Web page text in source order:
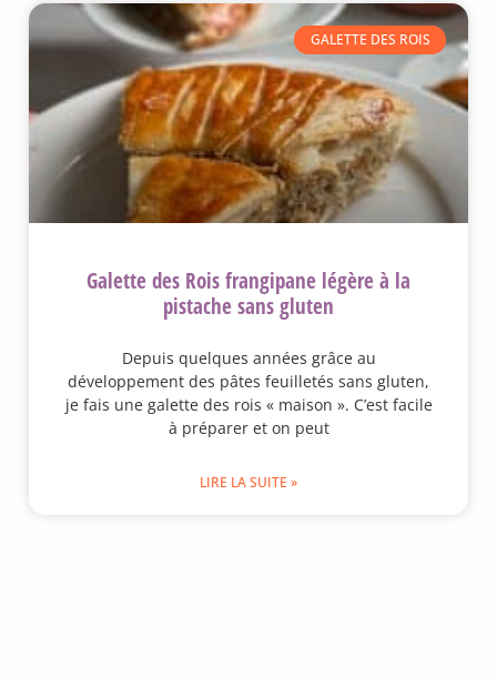
GALETTE DES ROIS
Galette des Rois frangipane légère à la
pistache sans gluten
Depuis quelques années grâce au
développement des pâtes feuilletés sans gluten,
je fais une galette des rois « maison ». C’est facile
à préparer et on peut
LIRE LA SUITE »